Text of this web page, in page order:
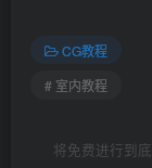
CG教程
# 室内教程
将免费进行到